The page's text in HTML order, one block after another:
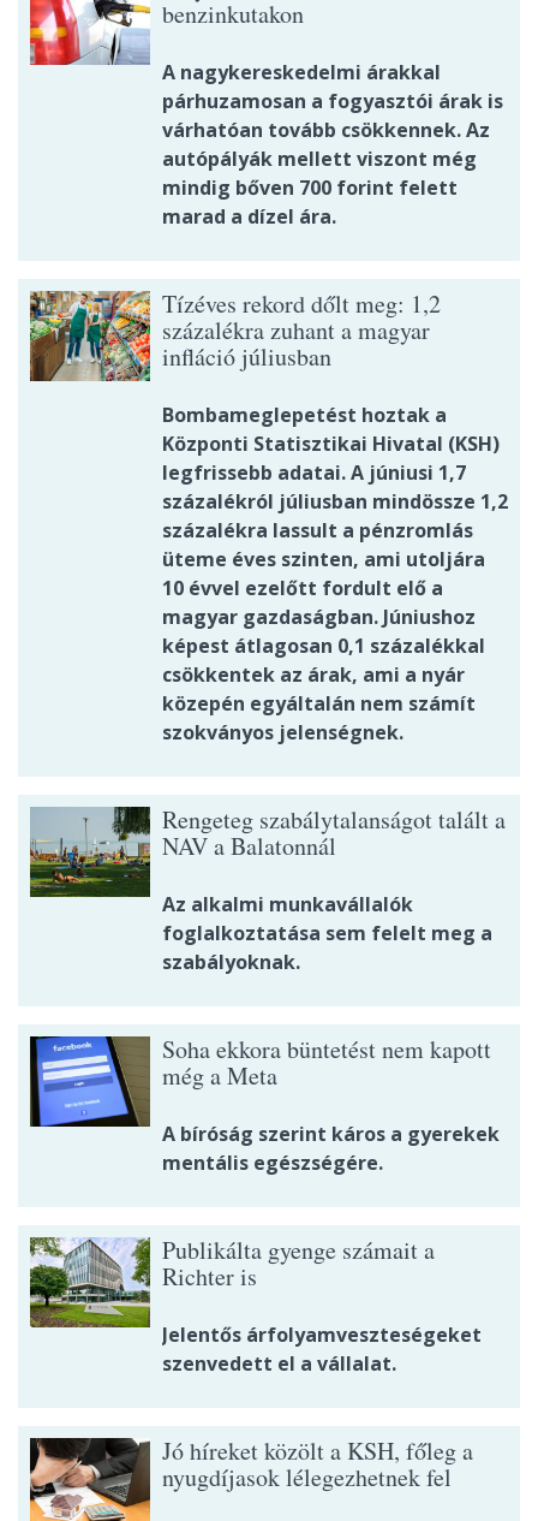
benzinkutakon
A nagykereskedelmi árakkal
párhuzamosan a fogyasztói árak is
várhatóan tovább csökkennek. Az
autópályák mellett viszont még
mindig bőven 700 forint felett
marad a dízel ára.
Tízéves rekord dőlt meg: 1,2
százalékra zuhant a magyar
infláció júliusban
Bombameglepetést hoztak a
Központi Statisztikai Hivatal (KSH)
legfrissebb adatai. A júniusi 1,7
százalékról júliusban mindössze 1,2
százalékra lassult a pénzromlás
üteme éves szinten, ami utoljára
10 évvel ezelőtt fordult elő a
magyar gazdaságban. Júniushoz
képest átlagosan 0,1 százalékkal
csökkentek az árak, ami a nyár
közepén egyáltalán nem számít
szokványos jelenségnek.
Rengeteg szabálytalanságot talált a
NAV a Balatonnál
Az alkalmi munkavállalók
foglalkoztatása sem felelt meg a
szabályoknak.
Soha ekkora büntetést nem kapott
még a Meta
A bíróság szerint káros a gyerekek
mentális egészségére.
Publikálta gyenge számait a
Richter is
Jelentős árfolyamveszteségeket
szenvedett el a vállalat.
Jó híreket közölt a KSH, főleg a
nyugdíjasok lélegezhetnek fel